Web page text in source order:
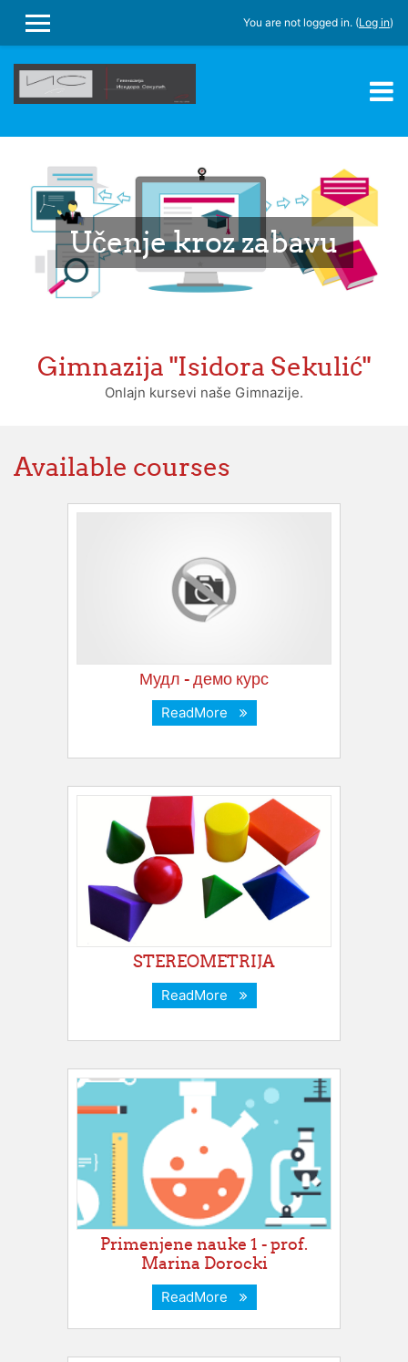
SIDE PANEL
You are not logged in. (Log in)
Učenje kroz zabavu
Gimnazija "Isidora Sekulić"
Onlajn kursevi naše Gimnazije.
Available courses
Мудл - демо курс
ReadMore
STEREOMETRIJA
ReadMore
Primenjene nauke 1 - prof.
Marina Dorocki
ReadMore